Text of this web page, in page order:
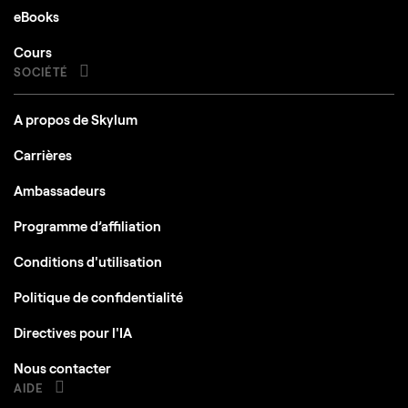
eBooks
Cours
SOCIÉTÉ
A propos de Skylum
Carrières
Ambassadeurs
Programme d’affiliation
Conditions d'utilisation
Politique de confidentialité
Directives pour l'IA
Nous contacter
AIDE